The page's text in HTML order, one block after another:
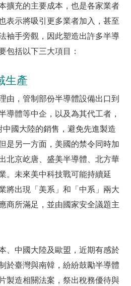
擴充的主要成本，也是各家業者
表示將吸引更多業者加入，甚至
袖手旁觀，因此塑造出許多半導
包括以下三大項目：
生產
由，管制部份半導體設備出口到
導體等中企，以及為其代工者，
中國大陸的銷售，避免先進製造
是另一方面，美國的禁令同時加
北京屹唐、盛美半導體、北方華
。未來美中科技戰可能持續延
將出現「美系」和「中系」兩大
商所滿足，並由國家安全議題主
、中國大陸及歐盟，近期有感於
於臺灣與南韓，紛紛鼓勵半導體
製造相關法案，祭出稅務優待與